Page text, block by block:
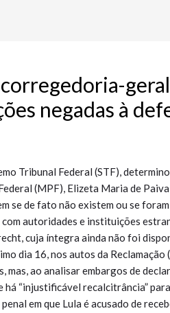
negadas à
Tribunal Federal (STF),
(MPF), Elizeta Maria de
se de fato não existem ou se
autoridades e instituições
cuja íntegra ainda não foi
dia 16, nos autos da Reclamação
ao analisar embargos de
“injustificável recalcitrância”
em que Lula é acusado de